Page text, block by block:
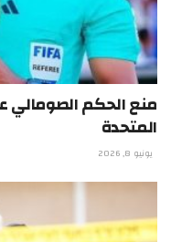
منع الحكم الصومالي
المتحدة
يونيو 8, 2026